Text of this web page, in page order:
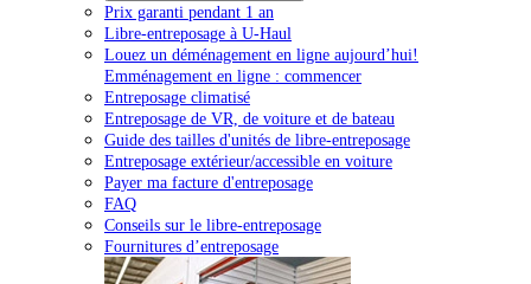
Prix garanti pendant 1 an
Libre-entreposage à U-Haul
Louez un déménagement en ligne aujourd’hui!
Emménagement en ligne : commencer
Entreposage climatisé
Entreposage de VR, de voiture et de bateau
Guide des tailles d'unités de libre-entreposage
Entreposage extérieur/accessible en voiture
Payer ma facture d'entreposage
FAQ
Conseils sur le libre-entreposage
Fournitures d’entreposage